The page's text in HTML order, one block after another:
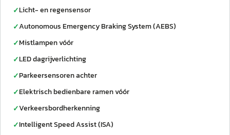
✓Licht- en regensensor
✓Autonomous Emergency Braking System (AEBS)
✓Mistlampen vóór
✓LED dagrijverlichting
✓Parkeersensoren achter
✓Elektrisch bedienbare ramen vóór
✓Verkeersbordherkenning
✓Intelligent Speed Assist (ISA)